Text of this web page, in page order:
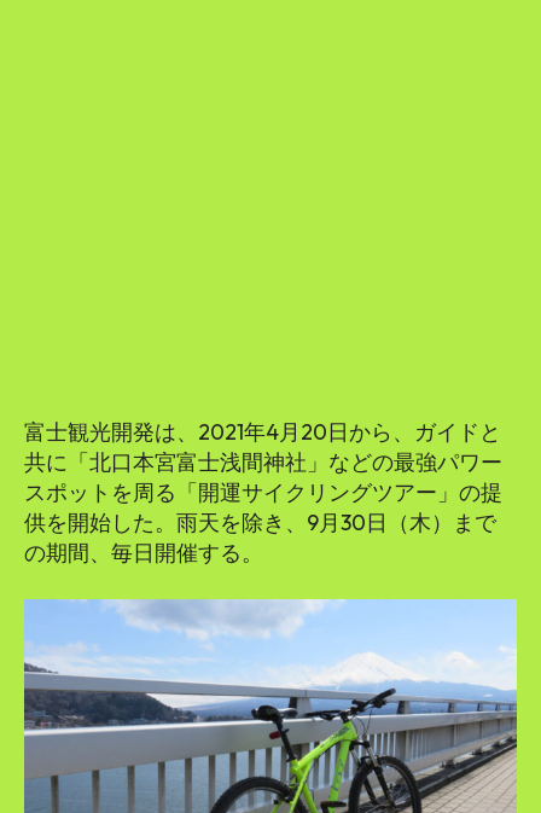
​​富士観光開発は、2021年4月20日から、ガイドと
共に「北口本宮富士浅間神社」などの最強パワー
スポットを周る「開運サイクリングツアー」の提
供を開始した。雨天を除き、9月30日（木）まで
の期間、毎日開催する。